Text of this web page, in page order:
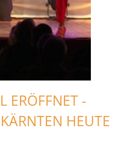
ERÖFFNET -
HEUTE